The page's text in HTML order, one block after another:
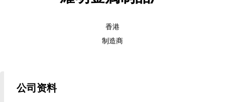
香港
制造商
公司资料